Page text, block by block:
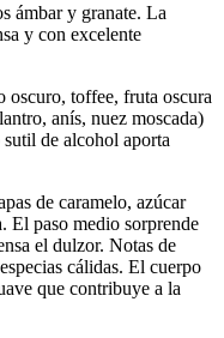
ámbar y granate. La
y con excelente
oscuro, toffee, fruta oscura
anís, nuez moscada)
de alcohol aporta
de caramelo, azúcar
El paso medio sorprende
el dulzor. Notas de
cálidas. El cuerpo
que contribuye a la